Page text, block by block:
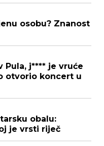
osobu? Znanost
Pula, j**** je vruće
otvorio koncert u
obalu:
je vrsti riječ